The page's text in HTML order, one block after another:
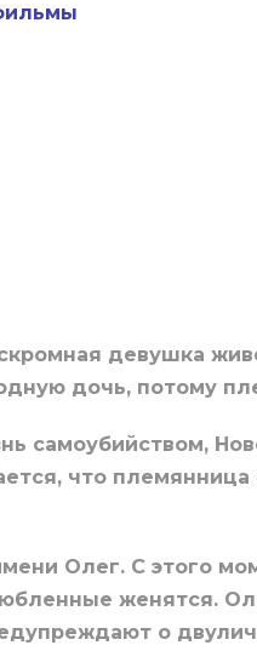
девушка
дочь, потому
самоубийством,
что
Олег. С этого
женятся.
о